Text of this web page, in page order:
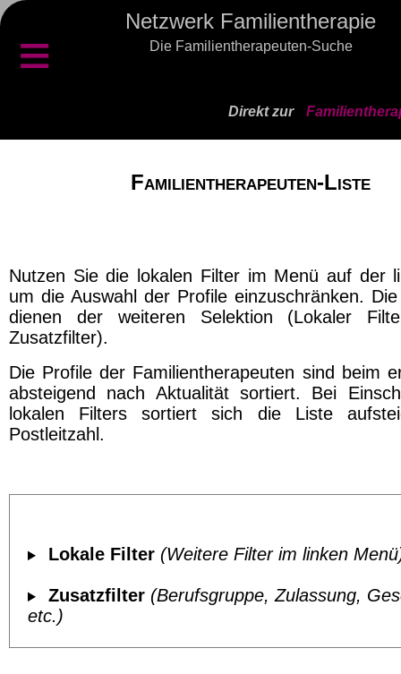
Netzwerk Familientherapie
Die Familientherapeuten-Suche
≡
Direkt zur
Familientherapeuten-Liste
Nutzen Sie die lokalen Filter im Menü auf der
um die Auswahl der Profile einzuschränken.
dienen der weiteren Selektion (Lokaler
Zusatzfilter).
Die Profile der Familientherapeuten sind beim
absteigend nach Aktualität sortiert. Bei
lokalen Filters sortiert sich die Liste
Postleitzahl.
Lokale Filter (Weitere Filter im linken
Zusatzfilter (Berufsgruppe, Zulassung,
etc.)